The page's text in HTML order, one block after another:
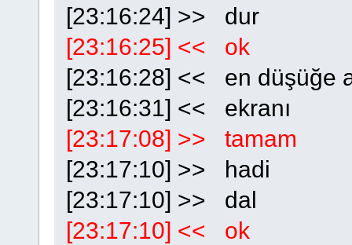
[23:16:24] >> dur
[23:16:25] << ok
[23:16:28] << en düşüğe
[23:16:31] << ekranı
[23:17:08] >> tamam
[23:17:10] >> hadi
[23:17:10] >> dal
[23:17:10] << ok